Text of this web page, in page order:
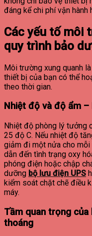
đáng kể chi phí vận hành
Các yếu tố môi
quy trình bảo
Môi trường xung quanh
thiết bị của bạn có thể
theo thời gian.
Nhiệt độ và độ ẩm –
Nhiệt độ phòng lý tưởng
25 độ C. Nếu nhiệt độ
giảm đi một nửa cho
dẫn đến tình trạng oxy
phóng điện hoặc chập
dưỡng bộ lưu điện UPS
kiểm soát chặt chẽ điều
máy.
Tầm quan trọng
thoáng